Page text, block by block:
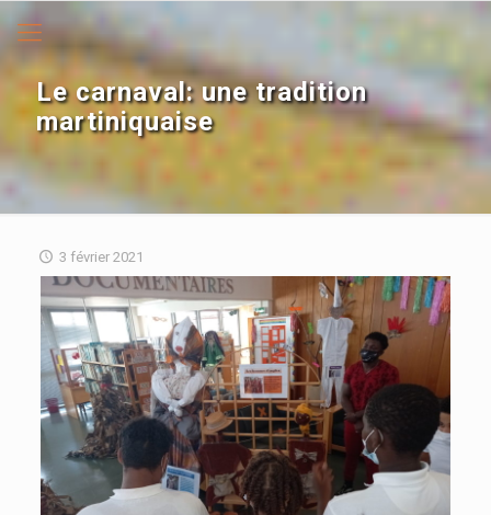
Le carnaval: une tradition
martiniquaise
3 février 2021